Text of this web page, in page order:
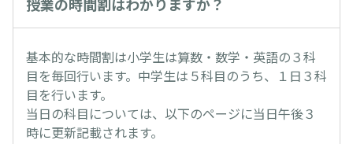
基本的な時間割は小学生は算数・数学・英語の３科
目を毎回行います。中学生は５科目のうち、１日３科
目を行います。
当日の科目については、以下のページに当日午後３
時に更新記載されます。